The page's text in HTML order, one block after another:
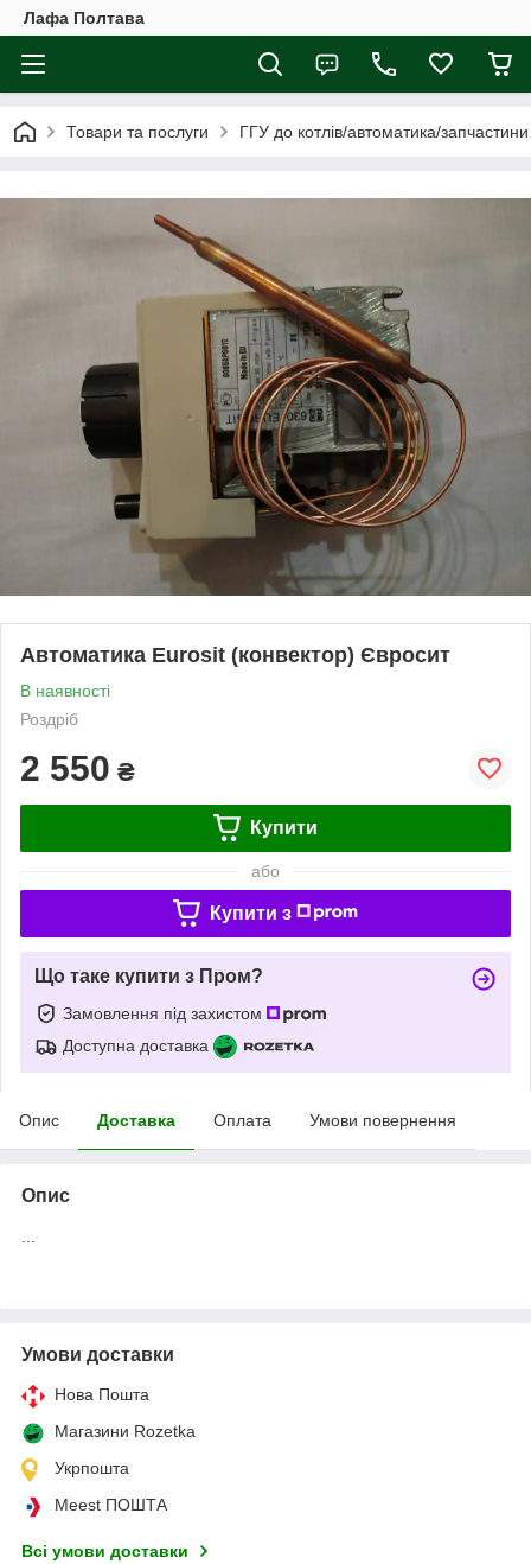
Лафа Полтава
Товари та послуги ГГУ до котлів/автоматика/запчастини
Автоматика Eurosit (конвектор) Євросит
В наявності
Роздріб
2 550 ₴
Купити
або
Купити з
Що таке купити з Пром?
Замовлення під захистом
Доступна доставка
Опис Доставка Оплата Умови повернення
Опис
Умови доставки
Нова Пошта
Магазини Rozetka
Укрпошта
Meest ПОШТА
Всі умови доставки